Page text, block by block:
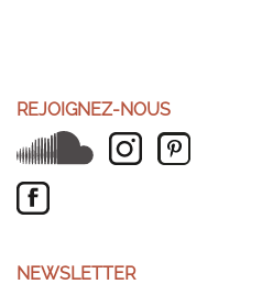
REJOIGNEZ-NOUS
NEWSLETTER